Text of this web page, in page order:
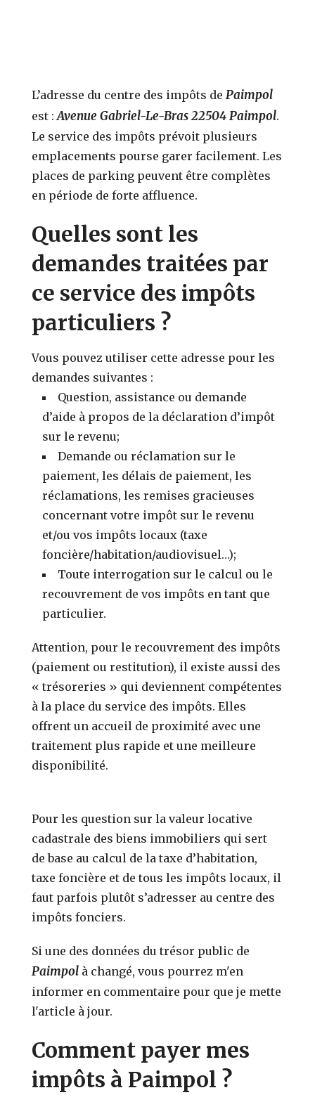
L’adresse du centre des impôts de Paimpol
est :Avenue Gabriel-Le-Bras 22504 Paimpol.
Le service des impôts prévoit plusieurs
emplacements pourse garer facilement. Les
places de parking peuvent être complètes
en période de forte affluence.
Quelles sont les
demandes traitées par
ce service des impôts
particuliers ?
Vous pouvez utiliser cette adresse pour les
demandes suivantes :
Question, assistance ou demande
d’aide à propos de la déclaration d’impôt
sur le revenu;
Demande ou réclamation sur le
paiement, les délais de paiement, les
réclamations, les remises gracieuses
concernant votre impôt sur le revenu
et/ou vos impôts locaux (taxe
foncière/habitation/audiovisuel…);
Toute interrogation sur le calcul ou le
recouvrement de vos impôts en tant que
particulier.
Attention, pour le recouvrement des impôts
(paiement ou restitution), il existe aussi des
« trésoreries » qui deviennent compétentes
à la place du service des impôts. Elles
offrent un accueil de proximité avec une
traitement plus rapide et une meilleure
disponibilité.
Pour les question sur la valeur locative
cadastrale des biens immobiliers qui sert
de base au calcul de la taxe d’habitation,
taxe foncière et de tous les impôts locaux, il
faut parfois plutôt s’adresser au centre des
impôts fonciers.
Si une des données du trésor public de
Paimpol à changé, vous pourrez m'en
informer en commentaire pour que je mette
l'article à jour.
Comment payer mes
impôts à Paimpol ?